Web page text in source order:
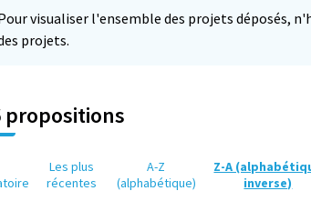
visualiser l'ensemble des projets déposés,
projets.
propositions
Les plus
récentes
A-Z
(alphabétique)
Z-A
inverse)